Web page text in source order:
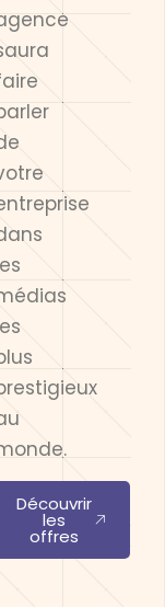
Découvrir
les
offres